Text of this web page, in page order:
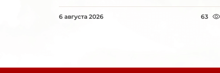
6 августа 2026 63